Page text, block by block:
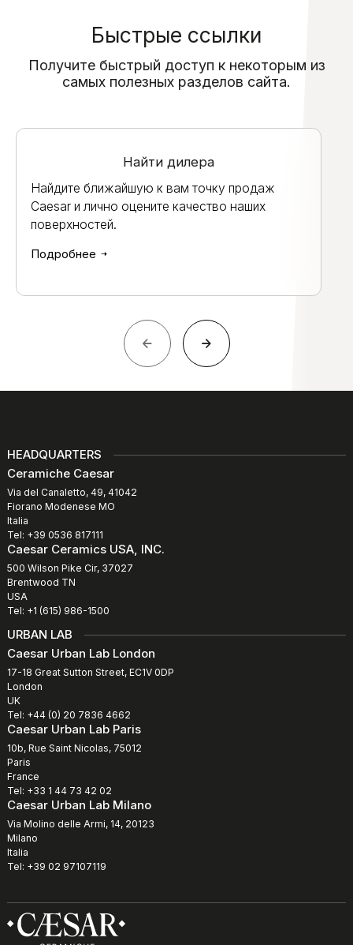
Быстрые ссылки
Получите быстрый доступ к некоторым из
самых полезных разделов сайта.
Найти дилера
Найдите ближайшую к вам точку продаж
Caesar и лично оцените качество наших
поверхностей.
Подробнее
HEADQUARTERS
Ceramiche Caesar
Via del Canaletto, 49, 41042
Fiorano Modenese MO
Italia
Tel: +39 0536 817111
Caesar Ceramics USA, INC.
500 Wilson Pike Cir, 37027
Brentwood TN
USA
Tel: +1 (615) 986-1500
URBAN LAB
Caesar Urban Lab London
17-18 Great Sutton Street, EC1V 0DP
London
UK
Tel: +44 (0) 20 7836 4662
Caesar Urban Lab Paris
10b, Rue Saint Nicolas, 75012
Paris
France
Tel: +33 1 44 73 42 02
Caesar Urban Lab Milano
Via Molino delle Armi, 14, 20123
Milano
Italia
Tel: +39 02 97107119